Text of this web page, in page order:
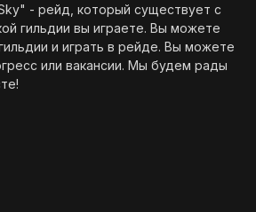
- рейд, который существует с
гильдии вы играете. Вы можете
и играть в рейде. Вы можете
или вакансии. Мы будем рады